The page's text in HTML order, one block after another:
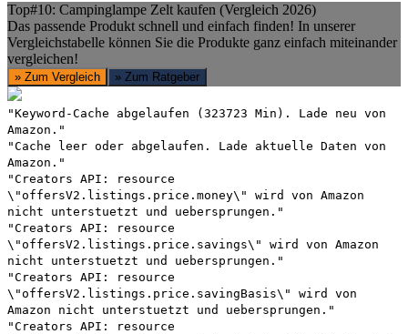
Top#10: Campinglampe Zelt kaufen (Vergleich 2026)
Das passende Produkt schnell und einfach finden! In unserer
Vergleichstabelle können Sie die Produkte ganz einfach miteinander
vergleichen!
» Zum Vergleich » Zum Ratgeber
"Keyword-Cache abgelaufen (323723 Min). Lade neu von
Amazon."
"Cache leer oder abgelaufen. Lade aktuelle Daten von
Amazon."
"Creators API: resource
\"offersV2.listings.price.money\" wird von Amazon
nicht unterstuetzt und uebersprungen."
"Creators API: resource
\"offersV2.listings.price.savings\" wird von Amazon
nicht unterstuetzt und uebersprungen."
"Creators API: resource
\"offersV2.listings.price.savingBasis\" wird von
Amazon nicht unterstuetzt und uebersprungen."
"Creators API: resource